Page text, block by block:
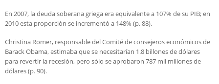
En 2007, la deuda soberana griega era equivalente a 107% de su PIB; en
2010 esta proporción se incrementó a 148% (p. 88).
Christina Romer, responsable del Comité de consejeros económicos de
Barack Obama, estimaba que se necesitarían 1.8 billones de dólares
para revertir la recesión, pero sólo se aprobaron 787 mil millones de
dólares (p. 90).